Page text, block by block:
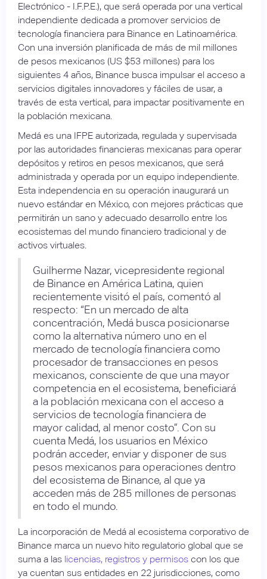
Electrónico - I.F.P.E.), que será operada por una vertical
independiente dedicada a promover servicios de
tecnología financiera para Binance en Latinoamérica.
Con una inversión planificada de más de mil millones
de pesos mexicanos (US $53 millones) para los
siguientes 4 años, Binance busca impulsar el acceso a
servicios digitales innovadores y fáciles de usar, a
través de esta vertical, para impactar positivamente en
la población mexicana.
Medá es una IFPE autorizada, regulada y supervisada
por las autoridades financieras mexicanas para operar
depósitos y retiros en pesos mexicanos, que será
administrada y operada por un equipo independiente.
Esta independencia en su operación inaugurará un
nuevo estándar en México, con mejores prácticas que
permitirán un sano y adecuado desarrollo entre los
ecosistemas del mundo financiero tradicional y de
activos virtuales.
Guilherme Nazar, vicepresidente regional
de Binance en América Latina, quien
recientemente visitó el país, comentó al
respecto: “En un mercado de alta
concentración, Medá busca posicionarse
como la alternativa número uno en el
mercado de tecnología financiera como
procesador de transacciones en pesos
mexicanos, consciente de que una mayor
competencia en el ecosistema, beneficiará
a la población mexicana con el acceso a
servicios de tecnología financiera de
mayor calidad, al menor costo”. Con su
cuenta Medá, los usuarios en México
podrán acceder, enviar y disponer de sus
pesos mexicanos para operaciones dentro
del ecosistema de Binance, al que ya
acceden más de 285 millones de personas
en todo el mundo.
La incorporación de Medá al ecosistema corporativo de
Binance marca un nuevo hito regulatorio global que se
suma a las licencias, registros y permisos con los que
ya cuentan sus entidades en 22 jurisdicciones, como